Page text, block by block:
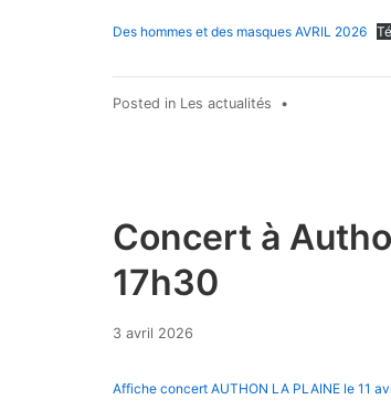
Des hommes et des masques AVRIL 2026
Posted in Les actualités •
Concert à
17h30
3 avril 2026
Affiche concert AUTHON LA PLAINE le 11